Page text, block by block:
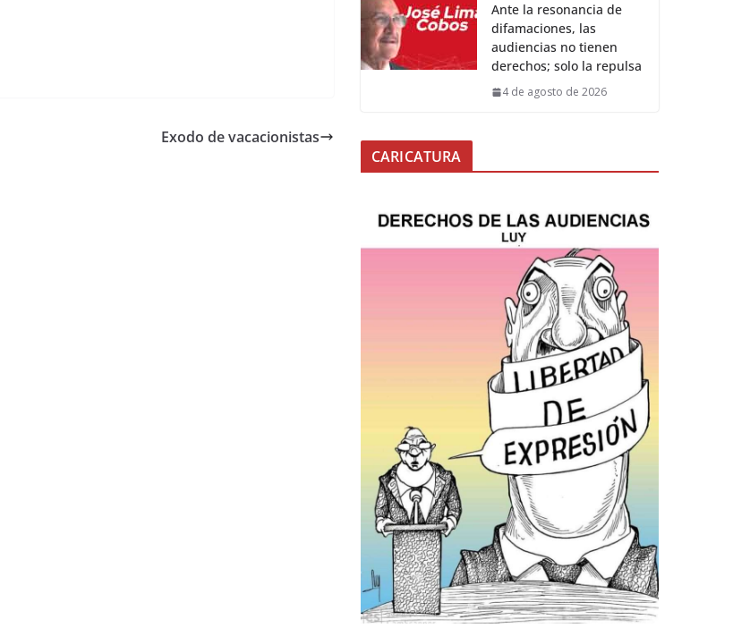
Exodo de vacacionistas
Ante la resonancia de
difamaciones, las
audiencias no tienen
derechos; solo la repulsa
4 de agosto de 2026
CARICATURA